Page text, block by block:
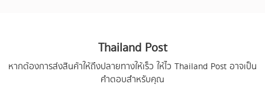
Thailand Post
หากต้องการส่งสินค้าให้ถึงปลายทางให้เร็ว ให้ไว Thailand Post อาจเป็น
คำตอบสำหรับคุณ